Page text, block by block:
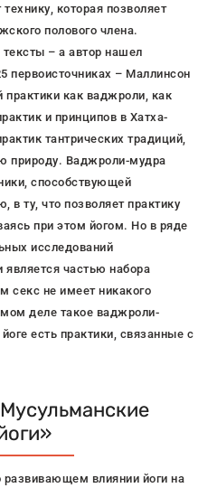
которая позволяет
полового члена.
– а автор нашел
первоисточниках – Маллинсон
практики как ваджроли, как
и принципов в Хатха-
тантрических традиций,
природу. Ваджроли-мудра
способствующей
в ту, что позволяет практику
при этом йогом. Но в ряде
исследований
частью набора
секс не имеет никакого
деле такое ваджроли-
есть практики, связанные с
развивающем влиянии йоги на